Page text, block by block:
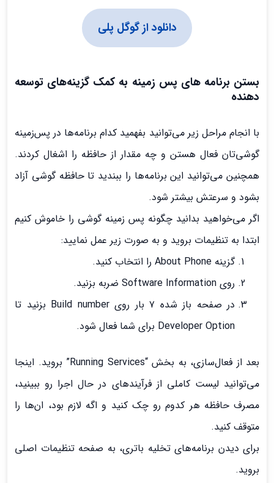
دانلود از گوگل پلی
بستن برنامه های پس زمینه به کمک گزینه‌های توسعه
دهنده
با انجام مراحل زیر می‌توانید بفهمید کدام برنامه‌ها در پس‌زمینه
گوشی‌تان فعال هستن و چه مقدار از حافظه را اشغال کردند.
همچنین می‌توانید این برنامه‌ها را ببندید تا حافظه گوشی آزاد
بشود و سرعتش بیشتر شود.
اگر می‌خواهید بدانید چگونه پس زمینه گوشی را خاموش کنیم
ابتدا به تنظیمات بروید و به صورت زیر عمل نمایید:
گزینه About Phone را انتخاب کنید.
روی Software Information ضربه بزنید.
در صفحه باز شده ۷ بار روی Build number بزنید تا
Developer Option برای شما فعال شود.
بعد از فعال‌سازی، به بخش “Running Services” بروید. اینجا
می‌توانید لیست کاملی از فرآیندهای در حال اجرا رو ببینید،
مصرف حافظه هر کدوم رو چک کنید و اگه لازم بود، ان‌ها را
متوقف کنید.
برای دیدن برنامه‌های تخلیه باتری، به صفحه تنظیمات اصلی
بروید.